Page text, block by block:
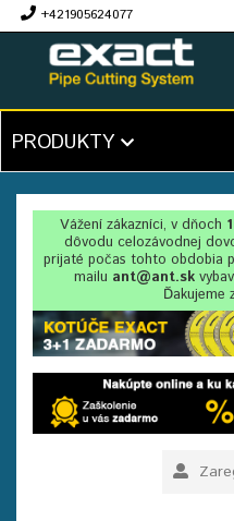
+421905624077
PRODUKTY
Vážení zákazníci, v dňoch
dôvodu celozávodnej
prijaté počas tohto obdobia
mailu ant@ant.sk
Ďakujeme